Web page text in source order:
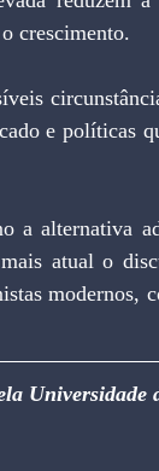
crescimento.
e políticas
atual o
modernos,
Universidade